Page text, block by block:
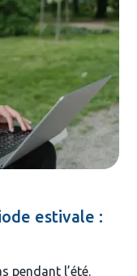
estivale :
pendant l’été.